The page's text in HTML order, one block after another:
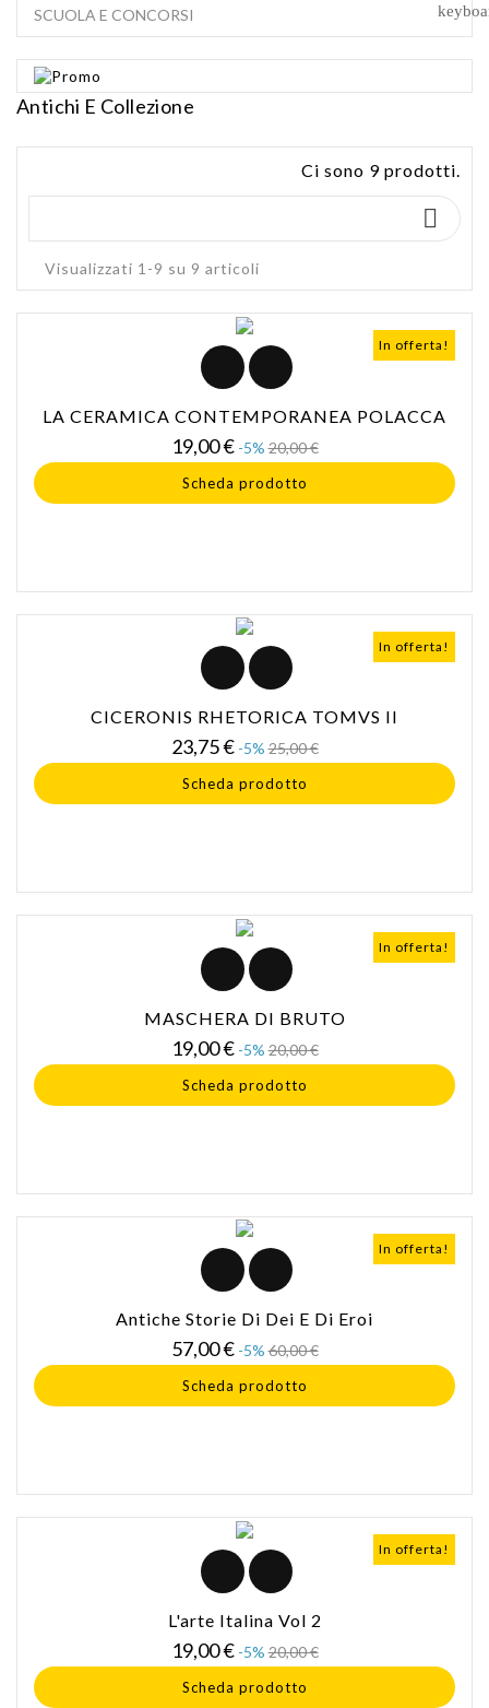
SCUOLA E CONCORSI
Antichi E Collezione
Ci sono 9 prodotti.

Visualizzati 1-9 su 9 articoli
In offerta!
LA CERAMICA CONTEMPORANEA POLACCA
19,00 € Prezzo
base
-5% 20,00 €Prezzo
Scheda prodotto
In offerta!
CICERONIS RHETORICA TOMVS II
23,75 € Prezzo
base
-5% 25,00 €Prezzo
Scheda prodotto
In offerta!
MASCHERA DI BRUTO
19,00 € Prezzo
base
-5% 20,00 €Prezzo
Scheda prodotto
In offerta!
Antiche Storie Di Dei E Di Eroi
57,00 € Prezzo
base
-5% 60,00 €Prezzo
Scheda prodotto
In offerta!
L'arte Italina Vol 2
19,00 € Prezzo
base
-5% 20,00 €Prezzo
Scheda prodotto